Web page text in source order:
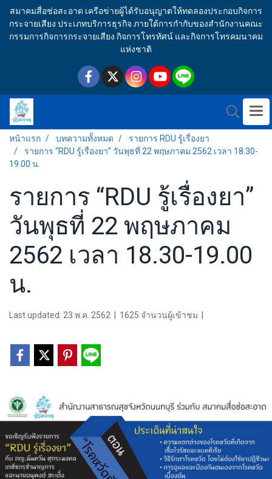
สมาคมสื่อช่อสะอาด เครือข่ายผู้ได้รับอนุญาตให้ทดลองประกอบกิจการ
กระจายเสียง ประเภทบริการธุรกิจ ภายใต้การกำกับของสำนักงานคณะ
กรรมการกิจการกระจายเสียง กิจการโทรทัศน์ และกิจการโทรคมนาคม
แห่งชาติ
หน้าแรก บทความทั้งหมด
รายการ RDU รู้เรื่องยา
รายการ “RDU รู้เรื่องยา” วันพุธที่ 22 พฤษภาคม 2562 เวลา 18.30-
19.00 น.
รายการ “RDU รู้เรื่องยา”
วันพุธที่ 22 พฤษภาคม
2562 เวลา 18.30-19.00
น.
Last updated: 23 พ.ค. 2562 1625 จำนวนผู้เข้าชม